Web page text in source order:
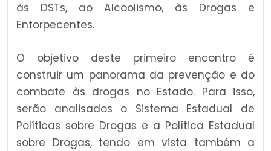
às DSTs, ao Alcoolismo, às Drogas e
Entorpecentes.
O objetivo deste primeiro encontro é
construir um panorama da prevenção e do
combate às drogas no Estado. Para isso,
serão analisados o Sistema Estadual de
Políticas sobre Drogas e a Política Estadual
sobre Drogas, tendo em vista também a